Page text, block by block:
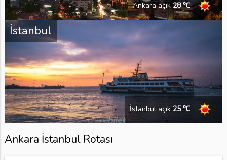
Ankara açık28 ℃
İstanbul
İstanbul açık25 ℃
Ankara İstanbul Rotası